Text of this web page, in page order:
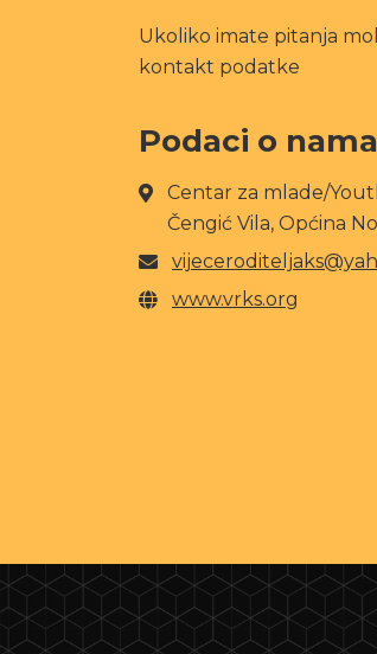
Ukoliko imate pitanja
kontakt podatke
Podaci o nama
Centar za mlade/
Čengić Vila, Općina
www.vrks.org